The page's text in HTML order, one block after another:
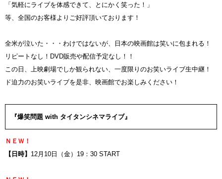
「気軽にライブを体感できて、とにかく笑った！」
等、全国のお客様よりご好評頂いております！
全米が泣いた・・・わけではないが、日本の映画館は笑いに包まれる！
リピートなし！DVD販売や配信予定なし！！
この日、上映劇場でしか観られない、一度限りのお笑いライブ生中継！
ド迫力のお笑いライブを是非、映画館でお楽しみください！
『爆笑問題 with タイタンシネマライブ』
ＮＥＷ！
【日時】 12月10日（金）19：30 START